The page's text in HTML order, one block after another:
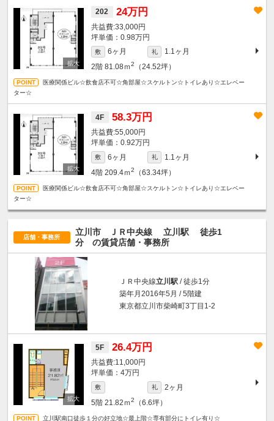
202 24万円
33,000円
坪単価：0.98万円
敷 6ヶ月 礼
1.1ヶ月
2階 81.08ｍ2 （24.52坪）
医療関係ビル☆飲食店不可☆角部屋☆スケルトン☆トイレあり☆エレベー
ター☆
4F 58.3万円
55,000円
坪単価：0.92万円
敷 6ヶ月 礼
1.1ヶ月
4階 209.4ｍ2 （63.34坪）
医療関係ビル☆飲食店不可☆角部屋☆スケルトン☆トイレあり☆エレベー
ター☆
店舗・事務所
立川市 ＪＲ中央線 立川駅
徒歩1
分 の賃貸店舗・事務所
ＪＲ中央線立川駅 / 徒歩1分
築年月2016年5月 / 5階建
東京都立川市柴崎町3丁目1-2
5F 26.4万円
11,000円
坪単価：4万円
敷 礼
2ヶ月
5階 21.82ｍ2 （6.6坪）
立川駅南口徒歩１分の好立地☆最上階☆専有部分にトイレ有り☆